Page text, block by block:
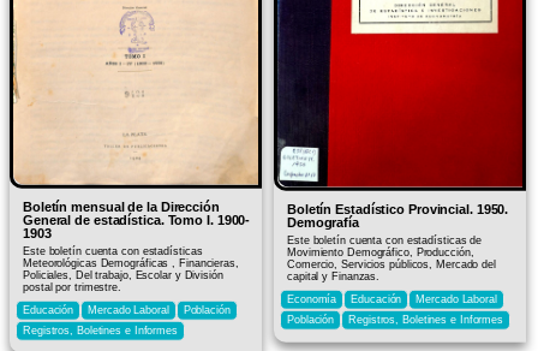
Boletín mensual de la Dirección
General de estadística. Tomo I. 1900-
1903
Este boletín cuenta con estadísticas
Meteorológicas Demográficas , Financieras,
Policiales, Del trabajo, Escolar y División
postal por trimestre.
Educación
Mercado Laboral
Población
Registros, Boletines e Informes
Boletín Estadístico Provincial. 1950.
Demografía
Este boletín cuenta con estadísticas de
Movimiento Demográfico, Producción,
Comercio, Servicios públicos, Mercado del
capital y Finanzas.
Economía
Educación
Mercado Laboral
Población
Registros, Boletines e Informes